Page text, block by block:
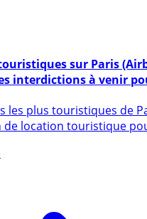
interdictions à venir
location touristique